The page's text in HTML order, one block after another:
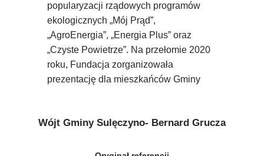
popularyzacji rządowych programów
ekologicznych „Mój Prąd”,
„AgroEnergia”, „Energia Plus” oraz
„Czyste Powietrze”. Na przełomie 2020
roku, Fundacja zorganizowała
prezentację dla mieszkańców Gminy
Wójt Gminy Sulęczyno- Bernard Grucza